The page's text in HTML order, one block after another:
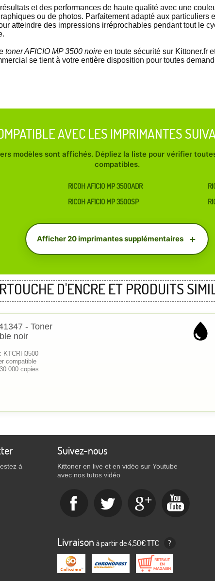
et des performances de haute qualité avec une
ou de photos. Parfaitement adapté aux particuliers
atteindre des impressions irréprochables pendant tout le
toner AFICIO MP 3500 noire en toute sécurité sur Kittoner.fr
se tient à votre entière disposition pour toutes
AVEC LES IMPRIMANTES
modèles sont affichés. Dépliez la liste pour vérifier
compatibles.
RICOH AFICIO MP 3500ADR
RICOH AFICIO MP 3500SP
Afficher 20 imprimantes supplémentaires
D'ENCRE ET PRODUITS
- Toner
noir
KTCRH3500
compatible
000 copies
à
Suivez-nous
Kittoner en live et en vidéo sur Youtube
avec nos tutos vidéo
Livraison à partir de 4,50€ TTC ?